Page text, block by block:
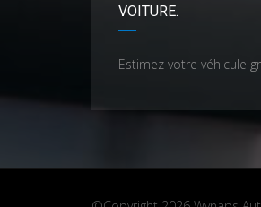
VOITURE.
Estimez votre véhicule